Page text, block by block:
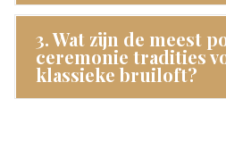
3. Wat zijn de meest
ceremonie tradities
klassieke bruiloft?